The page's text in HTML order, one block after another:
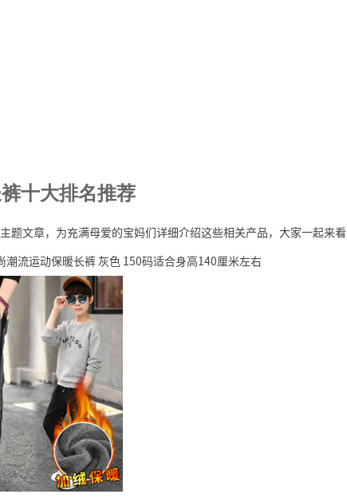
十大排名推荐
题文章，为充满母爱的宝妈们详细介绍这些相关产品，大家一起来看
流运动保暖长裤 灰色 150码适合身高140厘米左右